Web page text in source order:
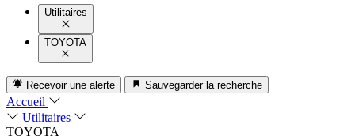
Utilitaires
TOYOTA
Recevoir une alerte Sauvegarder la recherche
Accueil
Utilitaires
TOYOTA